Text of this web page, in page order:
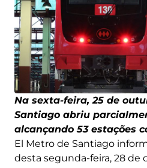
Na sexta-feira, 25 de
Santiago abriu
alcançando 53 estações
El Metro de Santiago
desta segunda-feira, 28 de